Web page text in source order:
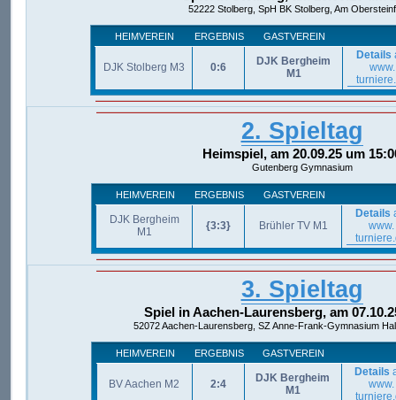
52222 Stolberg, SpH BK Stolberg, Am
HEIMVEREIN ERGEBNIS GASTVEREIN
DJK Stolberg M3 0:6
DJK Bergheim
M1
Details
www.
2. Spieltag
Heimspiel, am 20.09.25 um
Gutenberg Gymnasium
HEIMVEREIN ERGEBNIS GASTVEREIN
DJK Bergheim
M1
{3:3} Brühler TV M1
Details
www.
3. Spieltag
Spiel in Aachen-Laurensberg, am
52072 Aachen-Laurensberg, SZ Anne-Frank-Gymnasium
HEIMVEREIN ERGEBNIS GASTVEREIN
BV Aachen M2 2:4
DJK Bergheim
M1
Details
www.